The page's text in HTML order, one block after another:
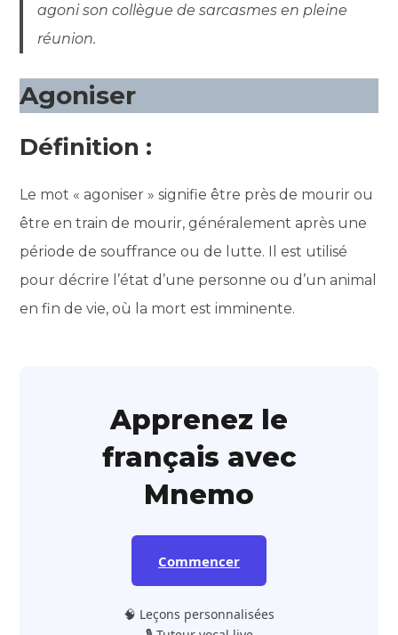
agoni son collègue de sarcasmes en pleine
réunion.
Agoniser
Définition :
Le mot « agoniser » signifie être près de mourir ou
être en train de mourir, généralement après une
période de souffrance ou de lutte. Il est utilisé
pour décrire l’état d’une personne ou d’un animal
en fin de vie, où la mort est imminente.
Apprenez le
français avec
Mnemo
Commencer
🧠 Leçons personnalisées